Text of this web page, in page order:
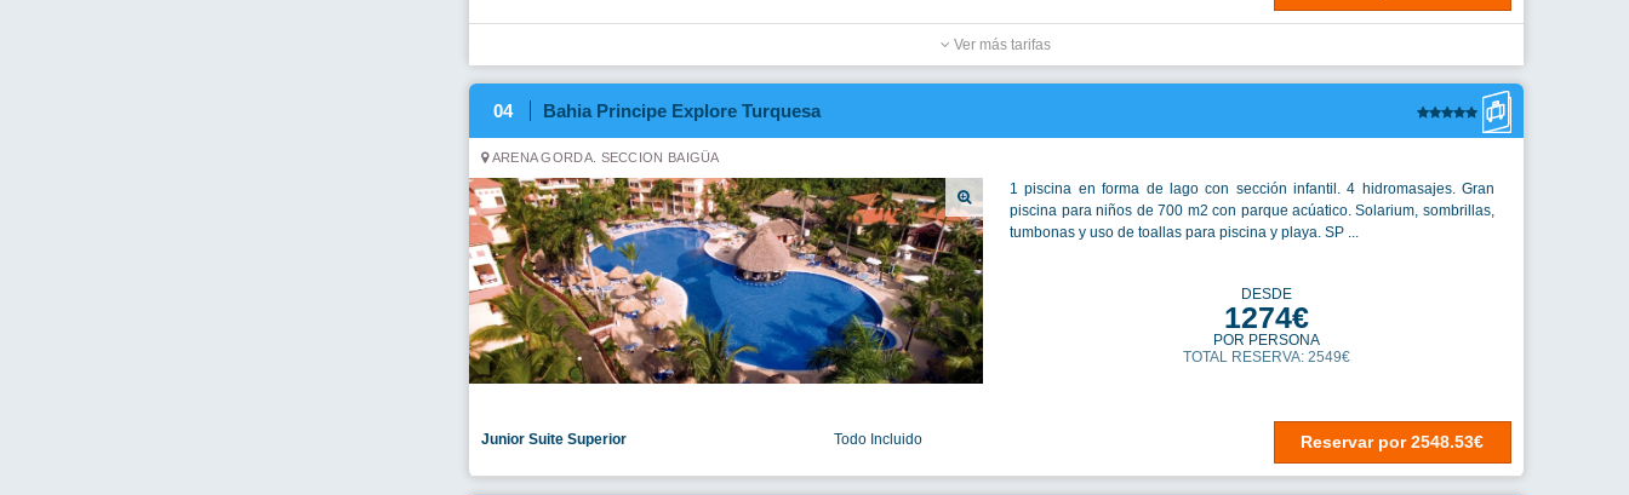
Ver más tarifas
04 Bahia Principe Explore Turquesa
ARENA GORDA. SECCION BAIGÜA
1 piscina en forma de lago con sección infantil. 4 hidromasajes. Gran
piscina para niños de 700 m2 con parque acúatico. Solarium, sombrillas,
tumbonas y uso de toallas para piscina y playa. SP ...
DESDE
1274€
POR PERSONA
TOTAL RESERVA: 2549€
Junior Suite Superior Todo Incluido Reservar por 2548.53€